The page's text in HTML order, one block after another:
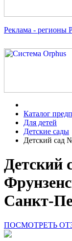
Реклама - регионы
Каталог
Для детей
Детские сады
Детский сад
Детский
Санкт-
ПОСМОТРЕТЬ